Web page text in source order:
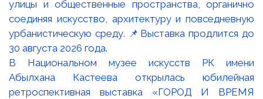
В Национальном музее искусств РК имени
Абылхана Кастеева открылась юбилейная
ретроспективная выставка «ГОРОД И ВРЕМЯ